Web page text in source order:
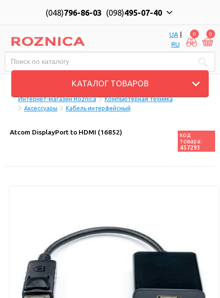
(048)796-86-03 (098)495-07-40
UA|
RU
0 0
КАТАЛОГ ТОВАРОВ
Интернет-магазин Roznica
Компьютерная техника
Аксессуары
Кабель интерфейсный
Atcom DisplayPort to HDMI (16852)
код
товара:
457293